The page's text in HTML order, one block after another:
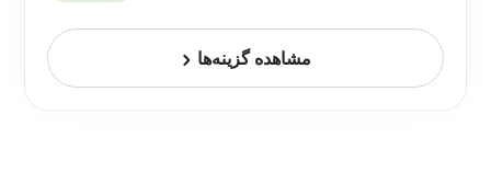
مشاهده گزینه‌ها